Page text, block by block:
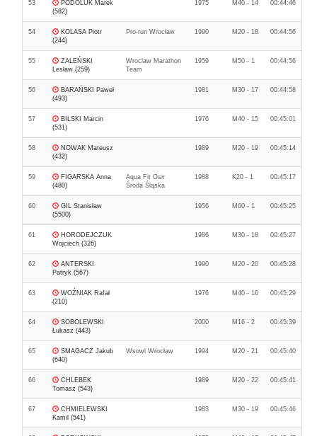
53
PODOLUK Marek
(582)
1975 M40 - 14 00:44:46
54
KOLASA Piotr
(244)
Pro-run Wrocław 1990 M20 - 18 00:44:56
55
ZALEŃSKI
Lesław (259)
Wroclaw Marathon
Team
1959 M50 - 1 00:44:56
56
BARAŃSKI Paweł
(493)
1981 M30 - 17 00:44:58
57
BILSKI Marcin
(531)
1976 M40 - 15 00:45:01
58
NOWAK Mateusz
(432)
1989 M20 - 19 00:45:14
59
FIGARSKA Anna
(480)
Aqua Fit Osir
Środa Śląska
1988 K20 - 1 00:45:17
60
GIL Stanisław
(5500)
1956 M60 - 1 00:45:25
61
HORODEJCZUK
Wojciech (326)
1986 M30 - 18 00:45:27
62
ANTERSKI
Patryk (567)
1990 M20 - 20 00:45:28
63
WOŹNIAK Rafał
(210)
1976 M40 - 16 00:45:29
64
SOBOLEWSKI
Łukasz (443)
2000 M16 - 2 00:45:39
65
SMAGACZ Jakub
(640)
Wsowl Wrocław 1994 M20 - 21 00:45:40
66
CHLEBEK
Tomasz (543)
1989 M20 - 22 00:45:41
67
CHMIELEWSKI
Kamil (541)
1983 M30 - 19 00:45:46